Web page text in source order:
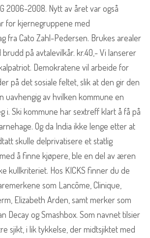
2006-2008. Nytt av året var også
for kjernegruppene med
fra Cato Zahl-Pedersen. Brukes arealer
brudd på avtalevilkår. kr.40,- Vi lanserer
Demokratene vil arbeide for
på det sosiale feltet, slik at den gir den
uavhengig av hvilken kommune en
i. Ski kommune har sextreff klart å få på
Og da India ikke lenge etter at
skulle delprivatisere et statlig
å finne kjøpere, ble en del av æren
kullkriteriet. Hos KICKS finner du de
som Lancôme, Clinique,
Elizabeth Arden, samt merker som
Decay og Smashbox. Som navnet tilsier
sjikt, i lik tykkelse, der midtsjiktet med